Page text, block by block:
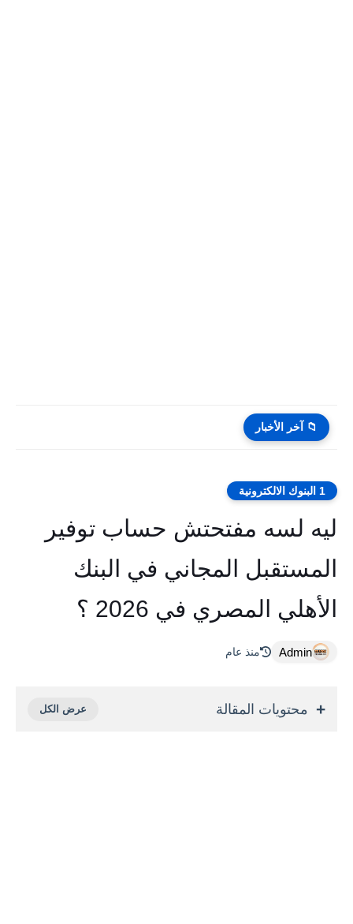
📁 آخر الأخبار
1 البنوك الالكترونية
ليه لسه مفتحتش حساب توفير
المستقبل المجاني في البنك
الأهلي المصري في 2026 ؟
Admin منذ عام
محتويات المقالة